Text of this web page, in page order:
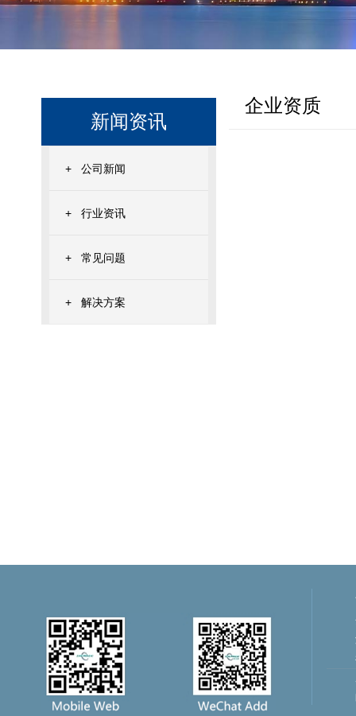
新闻资讯
+ 公司新闻
+ 行业资讯
+ 常见问题
+ 解决方案
企业资质